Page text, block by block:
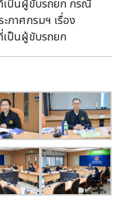
เป็นผู้ขับรถยก กรณี
กาศกรมฯ เรื่อง
เป็นผู้ขับรถยก